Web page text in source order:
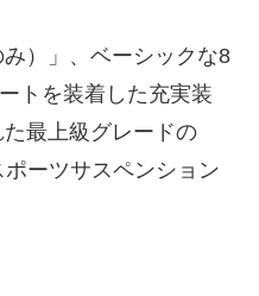
）」、ベーシックな8
トを装着した充実装
最上級グレードの
ーツサスペンション